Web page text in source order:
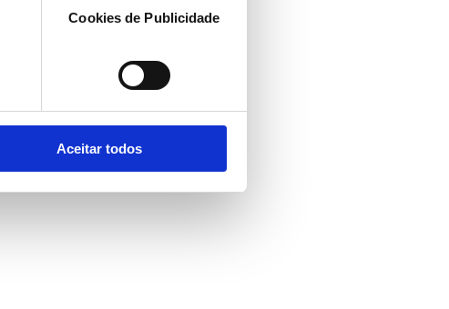
Cookies de Publicidade
Aceitar todos